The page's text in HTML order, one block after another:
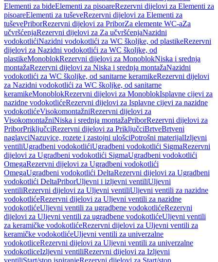
Elementi za bideElementi za pisoareRezervni dijelovi za Elementi za
pisoareElementi za tuševeRezervni dijelovi za Elementi za
tuševePriborRezervni dijelovi za PriborZa elemente WC-aZa
učvršćenjaRezervni dijelovi za Za učvršćenjaNazidni
vodokotlićiNazidni vodokotlići za WC školjke, od plastikeRezervni
dijelovi za Nazidni vodokotlići za WC školjke, od
plastikeMonoblokRezervni dijelovi za MonoblokNiska i srednja
montažaRezervni dijelovi za Niska i srednja montažaNazidni
vodokotlići za WC školjke, od sanitarne keramikeRezervni dijelovi
za Nazidni vodokotlići za WC školjke, od sanitarne
keramikeMonoblokRezervni dijelovi za MonoblokIsplavne cijevi za
nazidne vodokotlićeRezervni dijelovi za Isplavne cijevi za nazidne
vodokotlićeVisokomontažniRezervni dijelovi za
VisokomontažniNiska i srednja montažaPriborRezervni dijelovi za
PriborPriključciRezervni dijelovi za PriključciBrtveBrtveni
naglavciNazuvice, rozete i zastojni ulošciPotrošni materijalIzljevni
ventiliUgradbeni vodokotlićiUgradbeni vodokotlići SigmaRezervni
dijelovi za Ugradbeni vodokotlići SigmaUgradbeni vodokotlići
OmegaRezervni dijelovi za Ugradbeni vodokotlići
OmegaUgradbeni vodokotlići DeltaRezervni dijelovi za Ugradbeni
vodokotlići DeltaPriborUljevni i izljevni ventiliUljevni
ventiliRezervni dijelovi za Uljevni ventiliUljevni ventili za nazidne
vodokotlićeRezervni dijelovi za Uljevni ventili za nazidne
vodokotlićeUljevni ventili za ugradbene vodokotlićeRezervni
dijelovi za Uljevni ventili za ugradbene vodokotlićeUljevni ventili
za keramičke vodokotlićeRezervni dijelovi za Uljevni ventili za
keramičke vodokotlićeUljevni ventili za univerzalne
vodokotliceRezervni dijelovi za Uljevni ventili za univerzalne
vodokotliceIzljevni ventiliRezervni dijelovi za Izljevni
ventiliStart/stop ispiranjeRezervni dijelovi za Start/stop